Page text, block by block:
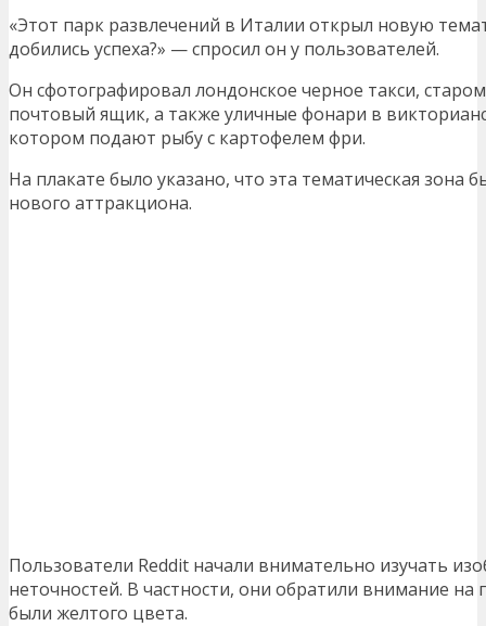
«Этот парк развлечений в Италии открыл новую
добились успеха?» — спросил он у пользователей.
Он сфотографировал лондонское черное такси,
почтовый ящик, а также уличные фонари в
котором подают рыбу с картофелем фри.
На плакате было указано, что эта тематическая зона
нового аттракциона.
Пользователи Reddit начали внимательно изучать
неточностей. В частности, они обратили внимание
были желтого цвета.